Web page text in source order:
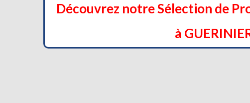
Découvrez notre Sélection de
à